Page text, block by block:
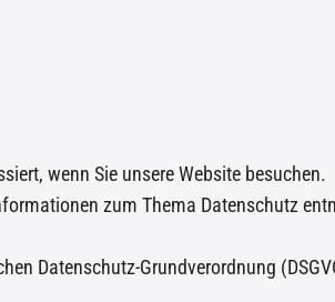
wenn Sie unsere Website besuchen.
zum Thema Datenschutz
Datenschutz-Grundverordnung